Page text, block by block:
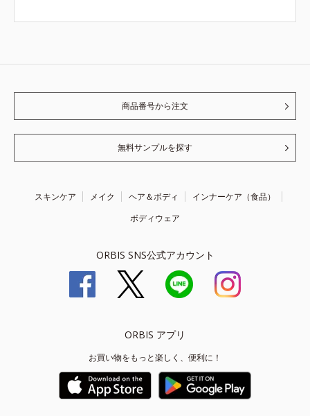
商品番号から注文
無料サンプルを探す
スキンケア メイク ヘア＆ボディ
インナーケア（食品）
ボディウェア
ORBIS SNS公式アカウント
ORBIS アプリ
お買い物をもっと楽しく、便利に！